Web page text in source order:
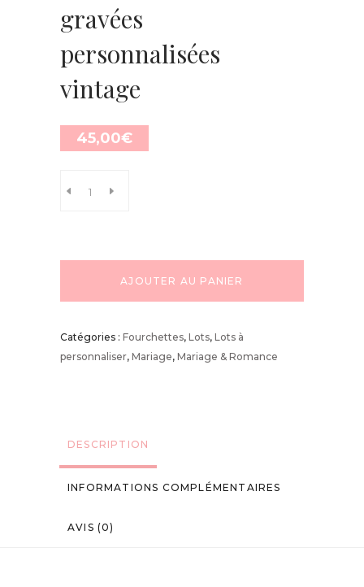
gravées
personnalisées
vintage
45,00€
AJOUTER AU PANIER
Catégories : Fourchettes, Lots, Lots à
personnaliser, Mariage, Mariage & Romance
DESCRIPTION
INFORMATIONS COMPLÉMENTAIRES
AVIS (0)